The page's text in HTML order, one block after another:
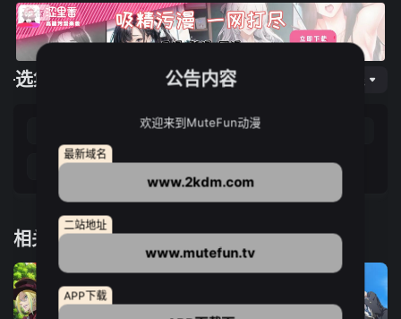
选集播放
第02集 第03集
第05集
相关推荐
公告内容
欢迎来到MuteFun动漫
最新域名
www.2kdm.com
二站地址
www.mutefun.tv
APP下载